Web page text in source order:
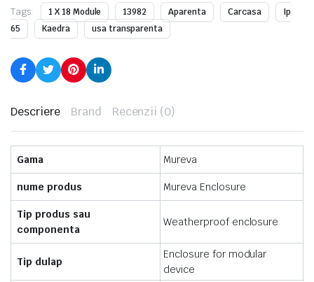
Tags: 1 X 18 Module 13982 Aparenta Carcasa
Ip
65
Kaedra usa transparenta
Descriere Brand Recenzii (0)
Gama Mureva
nume produs Mureva Enclosure
Tip produs sau
componenta
Weatherproof enclosure
Tip dulap
Enclosure for modular
device